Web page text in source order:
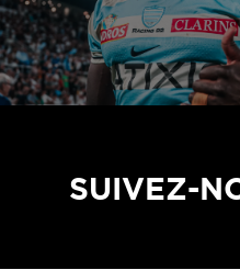
SUIVEZ-